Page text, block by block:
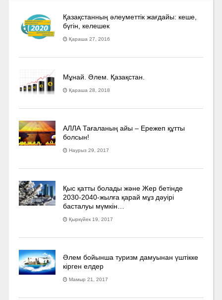
Қазақстанның әлеуметтік жағдайы: кеше,
бүгін, келешек
Қараша 27, 2016
Мұнай. Әлем. Қазақстан.
Қараша 28, 2018
АЛЛА Тағаланың айы – Ережеп құтты
болсын!
Наурыз 29, 2017
Қыс қатты болады және Жер бетінде
2030-2040­-жылға қарай мұз дәуірі
басталуы мүмкін…
Қыркүйек 19, 2017
Әлем бойынша туризм дамуынан үштікке
кірген елдер
Мамыр 21, 2017